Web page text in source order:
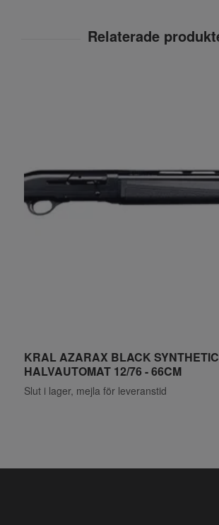
KRAL AZARAX BLACK SYNTHETIC
HALVAUTOMAT 12/76 - 66CM
Slut i lager, mejla för leveranstid